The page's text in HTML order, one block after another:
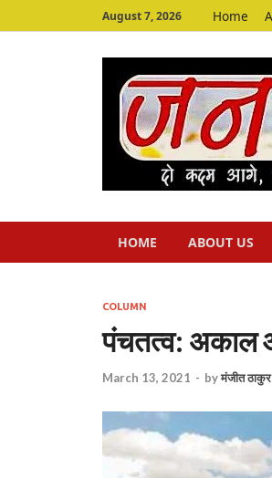
August 7, 2026 Home
HOME ABOUT US
COLUMN
पंचतत्व: अकाल
March 13, 2021 - byमंजीत ठाकुर